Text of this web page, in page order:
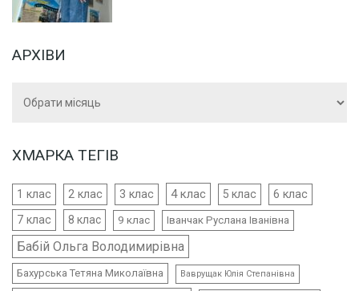
АРХІВИ
ХМАРКА ТЕГІВ
1 клас 2 клас 3 клас 4 клас 5 клас 6 клас
7 клас 8 клас 9 клас Іванчак Руслана Іванівна
Бабій Ольга Володимирівна
Бахурська Тетяна Миколаївна Ваврущак Юлія Степанівна